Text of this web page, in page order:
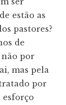
estão as
pastores?
de
não por
mas pela
por
esforço